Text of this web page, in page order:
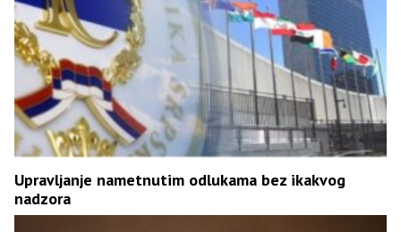
Upravljanje nametnutim odlukama bez ikakvog
nadzora